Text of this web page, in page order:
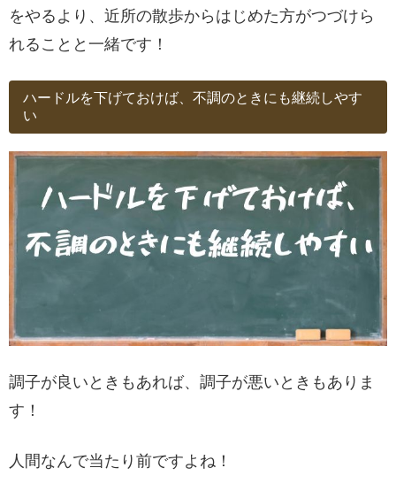
をやるより、近所の散歩からはじめた方がつづけら
れることと一緒です！
ハードルを下げておけば、不調のときにも継続しやす
い
調子が良いときもあれば、調子が悪いときもありま
す！
人間なんで当たり前ですよね！